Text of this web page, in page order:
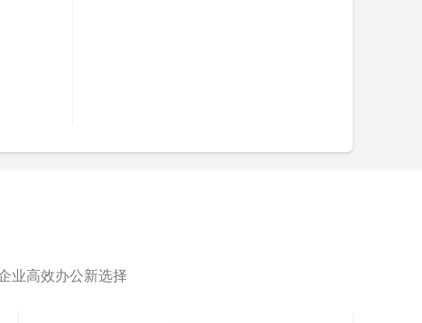
业高效办公新选择